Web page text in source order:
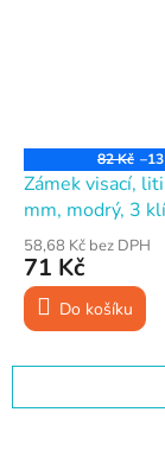
82 Kč
Zámek visací,
mm, modrý, 3
58,68 Kč bez DPH
71 Kč
Do košíku